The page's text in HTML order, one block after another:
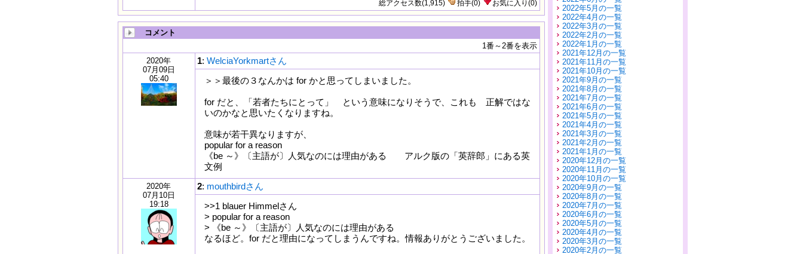
総アクセス数(1,915) 拍手(0) お気に入り (0)
コメント
1番～2番を表示
2020年
07月09日
05:40
1: WelciaYorkmartさん
＞＞最後の３なんかは for かと思ってしまいました。
for だと、「若者たちにとって」 という意味になりそうで、これも 正解ではな
いのかなと思いたくなりますね。
意味が若干異なりますが、
popular for a reason
《be ～》〔主語が〕人気なのには理由がある アルク版の「英辞郎」にある英
文例
2020年
07月10日
19:18
2: mouthbirdさん
>>1 blauer Himmelさん
> popular for a reason
> 《be ～》〔主語が〕人気なのには理由がある
なるほど。for だと理由になってしまうんですね。情報ありがとうございました。
2022年5月の一覧
2022年4月の一覧
2022年3月の一覧
2022年2月の一覧
2022年1月の一覧
2021年12月の一覧
2021年11月の一覧
2021年10月の一覧
2021年9月の一覧
2021年8月の一覧
2021年7月の一覧
2021年6月の一覧
2021年5月の一覧
2021年4月の一覧
2021年3月の一覧
2021年2月の一覧
2021年1月の一覧
2020年12月の一覧
2020年11月の一覧
2020年10月の一覧
2020年9月の一覧
2020年8月の一覧
2020年7月の一覧
2020年6月の一覧
2020年5月の一覧
2020年4月の一覧
2020年3月の一覧
2020年2月の一覧